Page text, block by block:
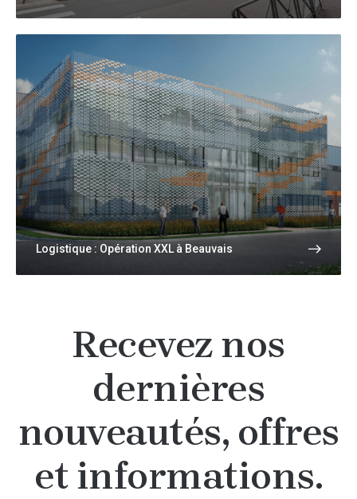
Logistique : Opération XXL à Beauvais
Recevez nos
dernières
nouveautés, offres
et informations.